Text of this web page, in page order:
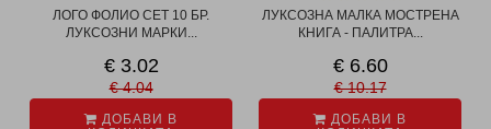
ЛОГО ФОЛИО СЕТ 10 БР.
ЛУКСОЗНИ МАРКИ...
€ 3.02
€ 4.04
ДОБАВИ В
ЛУКСОЗНА МАЛКА МОСТРЕНА
КНИГА - ПАЛИТРА...
€ 6.60
€ 10.17
ДОБАВИ В